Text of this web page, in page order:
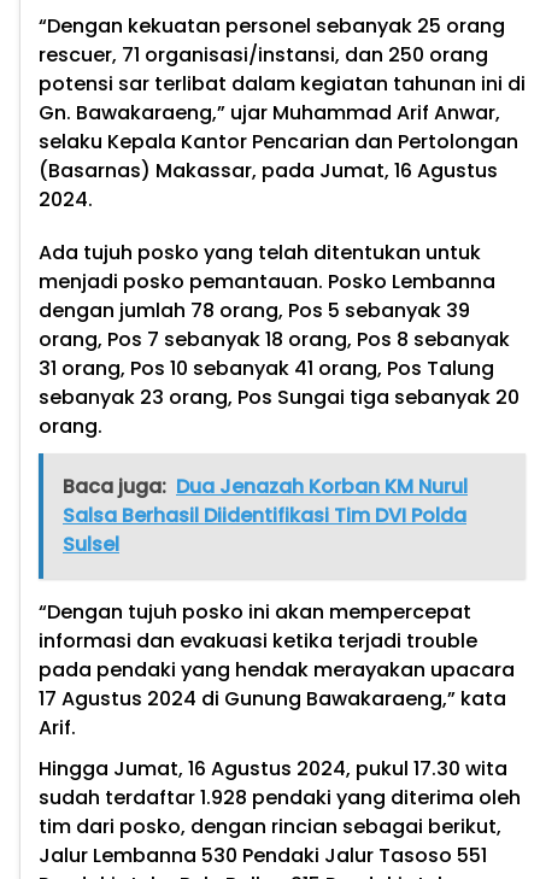
“Dengan kekuatan personel sebanyak 25 orang
rescuer, 71 organisasi/instansi, dan 250 orang
potensi sar terlibat dalam kegiatan tahunan ini di
Gn. Bawakaraeng,” ujar Muhammad Arif Anwar,
selaku Kepala Kantor Pencarian dan Pertolongan
(Basarnas) Makassar, pada Jumat, 16 Agustus
2024.
Ada tujuh posko yang telah ditentukan untuk
menjadi posko pemantauan. Posko Lembanna
dengan jumlah 78 orang, Pos 5 sebanyak 39
orang, Pos 7 sebanyak 18 orang, Pos 8 sebanyak
31 orang, Pos 10 sebanyak 41 orang, Pos Talung
sebanyak 23 orang, Pos Sungai tiga sebanyak 20
orang.
Baca juga: Dua Jenazah Korban KM Nurul
Salsa Berhasil Diidentifikasi Tim DVI Polda
Sulsel
“Dengan tujuh posko ini akan mempercepat
informasi dan evakuasi ketika terjadi trouble
pada pendaki yang hendak merayakan upacara
17 Agustus 2024 di Gunung Bawakaraeng,” kata
Arif.
Hingga Jumat, 16 Agustus 2024, pukul 17.30 wita
sudah terdaftar 1.928 pendaki yang diterima oleh
tim dari posko, dengan rincian sebagai berikut,
Jalur Lembanna 530 Pendaki Jalur Tasoso 551